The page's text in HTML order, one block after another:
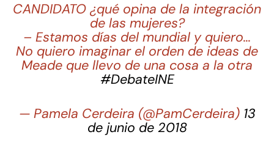
CANDIDATO ¿qué opina de la integración
de las mujeres?
– Estamos días del mundial y quiero…
No quiero imaginar el orden de ideas de
Meade que llevo de una cosa a la otra
#DebateINE
— Pamela Cerdeira (@PamCerdeira) 13
de junio de 2018